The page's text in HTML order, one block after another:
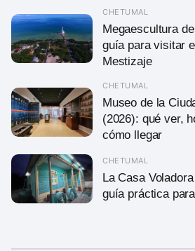
CHETUMAL
Megaescultura
guía para visitar
Mestizaje
CHETUMAL
Museo de la
(2026): qué ver,
cómo llegar
CHETUMAL
La Casa
guía práctica